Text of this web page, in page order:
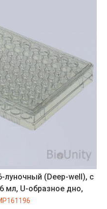
луночный (Deep-well), с
мл, U-образное дно,